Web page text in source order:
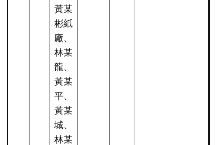
黃某
彬紙
廠、
林某
龍、
黃某
平、
黃某
城、
林某